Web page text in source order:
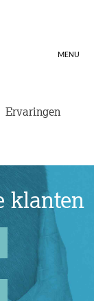
MENU
Ervaringen
klanten